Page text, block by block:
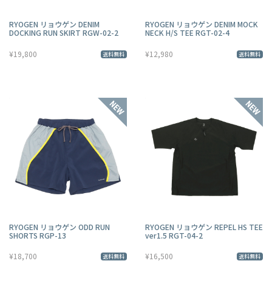
RYOGEN リョウゲン DENIM
DOCKING RUN SKIRT RGW-02-2
¥19,800 送料無料
RYOGEN リョウゲン DENIM MOCK
NECK H/S TEE RGT-02-4
¥12,980 送料無料
RYOGEN リョウゲン ODD RUN
SHORTS RGP-13
¥18,700 送料無料
RYOGEN リョウゲン REPEL HS TEE
ver1.5 RGT-04-2
¥16,500 送料無料